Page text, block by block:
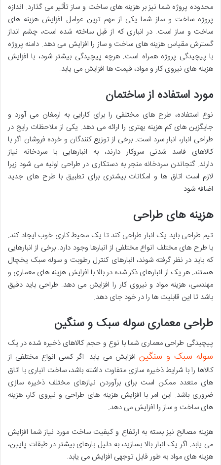
محدوده پروژه شما نیز بر هزینه های ساخت و ساز تأثیر می گذارد. اندازه
پروژه ساخت و ساز شما یکی از مهم ترین عوامل افزایش هزینه های
ساخت و ساز است. در انباری که از قبل ساخته شده است، چشم انداز
گسترش مقیاس هزینه های ساخت و ساز را افزایش می دهد. دامنه پروژه
با پیچیدگی پروژه همراه است. هرچه پیچیدگی بیشتر شود، با افزایش
هزینه های نیروی کار و مواد، قیمت ها افزایش می یابد.
مورد استفاده از ساختمان
نوع استفاده، طرح های مختلفی را برای کارایی به ارمغان می آورد و
جایگزین های کم هزینه بهتری را ارائه می دهد. یکی از ملاحظات رایج در
طراحی انبار، انبار سرد است. برخی از توزیع کنندگان و خرده فروشان اگر با
کالاهای فاسد شدنی سروکار دارند، به انبارهایی با سردخانه نیاز
دارند. گنجاندن سردخانه منجر به دستکاری در طراحی اولیه می شود زیرا
لازم است اتاق ها و امکانات بیشتری برای تطبیق با طرح های جدید
اضافه شود.
هزینه های طراحی
تیم طراحی باید یک انبار طراحی کند تا یک محیط کاری خوب ایجاد کند.
با طرح های مختلف انواع مختلفی از انبارها وجود دارد. برخی از انبارهایی
که باید در نظر گرفته شوند، انبارهای کنترل رطوبت و سوله سبک یخچال
هستند. هر یک از انبارهای ذکر شده در بالا با افزایش هزینه های معماری و
مهندسی، هزینه مواد و نیروی کار را افزایش می دهد. طراحی باید دقیق
باشد تا این قابلیت ها را در خود جای دهد.
طراحی معماری سوله سبک و سنگین
پیچیدگی طراحی معماری شما با نوع و حجم کالاهای ذخیره شده در یک
سوله سبک و سنگین افزایش می یابد. اگر کسی انواع مختلفی از
کالاها را با شرایط ذخیره سازی متفاوت داشته باشد، ساخت انباری با اتاق
های متعدد ممکن است برای برآوردن نیازهای مختلف ذخیره سازی
ضروری باشد. این امر با افزایش هزینه های طراحی و نیروی کار، هزینه
های ساخت و ساز را افزایش می دهد.
هزینه مصالح نیز بسته به ارتفاع و کیفیت ساخت مورد نیاز شما افزایش
می یابد. اگر یک انبار بالا بسازید، به دلیل بارهای بیشتر در طبقات پایین،
هزینه های مواد به طور قابل توجهی افزایش می یابد.